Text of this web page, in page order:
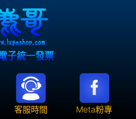
客服時間 Meta粉專